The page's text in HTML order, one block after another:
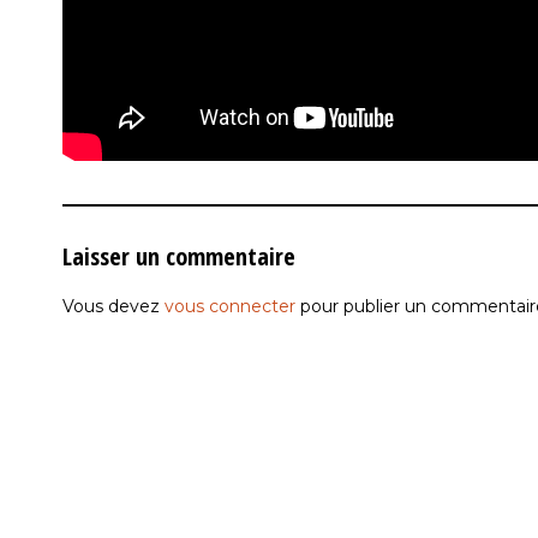
Laisser un commentaire
Vous devez vous connecter pour publier un